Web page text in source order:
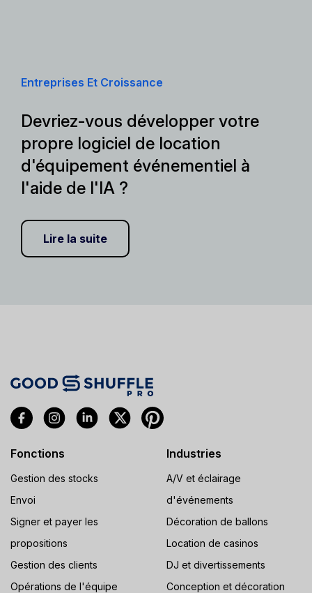
Entreprises Et Croissance
Devriez-vous développer votre
propre logiciel de location
d'équipement événementiel à
l'aide de l'IA ?
Lire la suite
Fonctions
Gestion des stocks
Envoi
Signer et payer les
propositions
Gestion des clients
Opérations de l'équipe
Industries
A/V et éclairage
d'événements
Décoration de ballons
Location de casinos
DJ et divertissements
Conception et décoration